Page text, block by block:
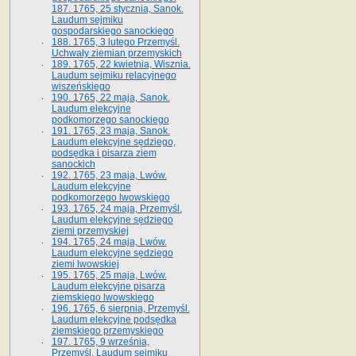
187. 1765, 25 stycznia, Sanok.
Laudum sejmiku
gospodarskiego sanockiego
188. 1765, 3 lutego Przemyśl.
Uchwały ziemian przemyskich
189. 1765, 22 kwietnia, Wisznia.
Laudum sejmiku relacyjnego
wiszeńskiego
190. 1765, 22 maja, Sanok.
Laudum elekcyjne
podkomorzego sanockiego
191. 1765, 23 maja, Sanok.
Laudum elekcyjne sędziego,
podsędka i pisarza ziem
sanockich
192. 1765, 23 maja, Lwów.
Laudum elekcyjne
podkomorzego lwowskiego
193. 1765, 24 maja, Przemyśl.
Laudum elekcyjne sędziego
ziemi przemyskiej
194. 1765, 24 maja, Lwów.
Laudum elekcyjne sędziego
ziemi lwowskiej
195. 1765, 25 maja, Lwów.
Laudum elekcyjne pisarza
ziemskiego lwowskiego
196. 1765, 6 sierpnia, Przemyśl.
Laudum elekcyjne podsędka
ziemskiego przemyskiego
197. 1765, 9 września,
Przemyśl. Laudum sejmiku